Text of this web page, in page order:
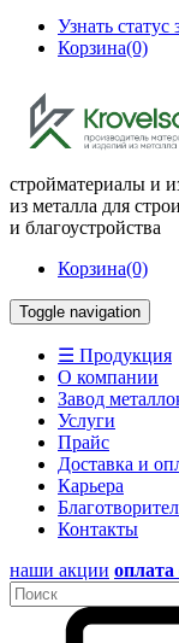
Узнать статус
Корзина(0)
стройматериалы и
из металла для
и благоустройства
Корзина(0)
Toggle navigation
☰ Продукция
О компании
Завод
Услуги
Прайс
Доставка и
Карьера
Контакты
наши акции